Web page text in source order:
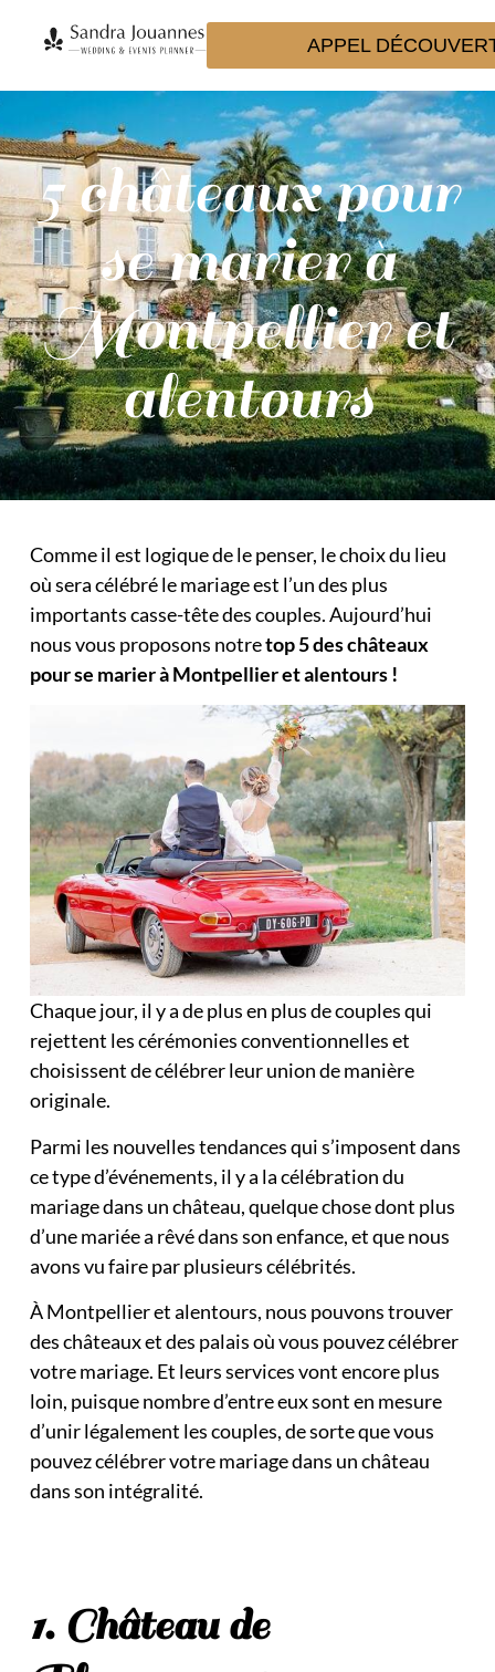
APPEL
5 châteaux pour
se marier à
Montpellier et
alentours
Comme il est logique de le penser, le choix du lieu
où sera célébré le mariage est l’un des plus
importants casse-tête des couples. Aujourd’hui
nous vous proposons notretop 5 des châteaux
pour se marier à Montpellier et alentours !
Chaque jour, il y a de plus en plus de couples qui
rejettent les cérémonies conventionnelles et
choisissent de célébrer leur union de manière
originale.
Parmi les nouvelles tendances qui s’imposent dans
ce type d’événements, il y a la célébration du
mariage dans un château, quelque chose dont plus
d’une mariée a rêvé dans son enfance, et que nous
avons vu faire par plusieurs célébrités.
À Montpellier et alentours, nous pouvons trouver
des châteaux et des palais où vous pouvez célébrer
votre mariage. Et leurs services vont encore plus
loin, puisque nombre d’entre eux sont en mesure
d’unir légalement les couples, de sorte que vous
pouvez célébrer votre mariage dans un château
dans son intégralité.
1. Château de